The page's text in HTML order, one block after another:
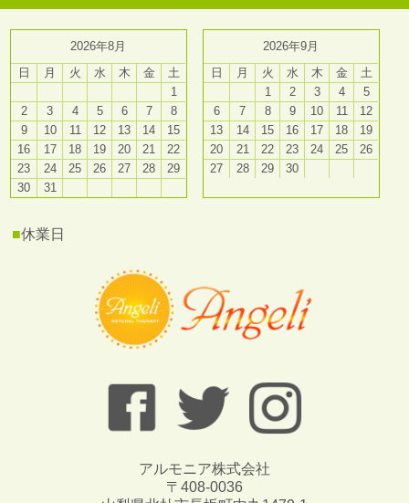
2026年8月
日
月 火 水 木 金
土
1
2
3 4 5 6 7
8
9
10 11 12 13 14
15
16
17 18 19 20 21
22
23
24 25 26 27 28
29
30
31
2026年9月
日
月 火 水 木 金
土
1
2 3 4
5
6
7 8 9 10 11
12
13
14 15 16 17 18
19
20
21 22 23 24 25
26
27
28 29 30
■休業日
アルモニア株式会社
〒408-0036